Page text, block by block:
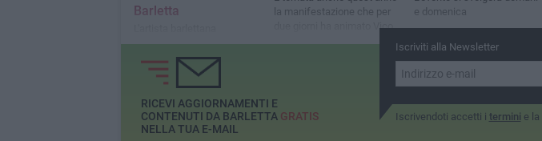
Barletta
conquista il terzo posto per
il secondo anno
consecutivo con
41.323900°N 16.294968
la manifestazione che per
due giorni ha animato Vico
e domenica
Iscriviti alla Newsletter
Iscrivendoti accetti i termini e la
RICEVI AGGIORNAMENTI E
CONTENUTI DA BARLETTA GRATIS
NELLA TUA E-MAIL